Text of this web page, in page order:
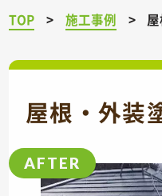
TOP 施工事例
屋根・外装